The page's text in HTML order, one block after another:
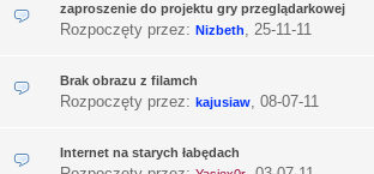
zaproszenie do projektu gry przeglądarkowej
Rozpoczęty przez: Nizbeth, 25-11-11
Brak obrazu z filamch
Rozpoczęty przez: kajusiaw, 08-07-11
Internet na starych łabędach